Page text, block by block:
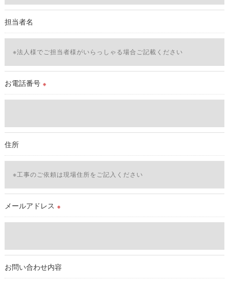
外部に委託する場合があります。
これらの委託先に対しては個人情報保護契約等の措置をとり、
適切な監督を行います。
＜個人情報の安全管理＞
当社では、個人情報の漏洩等がなされないよう、適切に安全管
理対策を実施します。
をご提供できない場合がございますので予めご了承ください。
＜個人情報の開示･訂正・削除･利用停止の手続について＞
続を定めさせて頂いております。
ご本人である事を確認のうえ、対応させて頂きます。
個人情報の開示･訂正･削除・利用停止の具体的手続きにつきま
しては、お電話でお問合せ下さい。v
担当者名
お電話番号 ※
住所
メールアドレス ※
お問い合わせ内容